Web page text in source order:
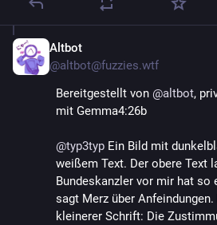
Altbot
@altbot@fuzzies.wtf
Bereitgestellt von @altbot,
mit Gemma4:26b
@typ3typ Ein Bild mit
weißem Text. Der obere Text
Bundeskanzler vor mir hat so
sagt Merz über Anfeindungen.
kleinerer Schrift: Die